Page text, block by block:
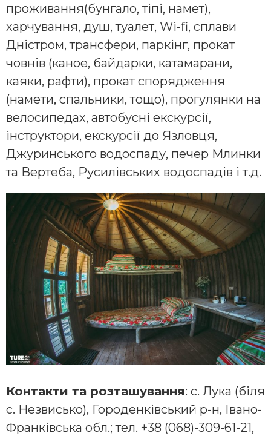
проживання(бунгало, тіпі, намет),
харчування, душ, туалет, Wi-fi, сплави
Дністром, трансфери, паркінг, прокат
човнів (каное, байдарки, катамарани,
каяки, рафти), прокат спорядження
(намети, спальники, тощо), прогулянки на
велосипедах, автобусні екскурсії,
інструктори, екскурсії до Язловця,
Джуринського водоспаду, печер Млинки
та Вертеба, Русилівських водоспадів і т.д.
Контакти та розташування: с. Лука (біля
с. Незвисько), Городенківський р-н, Івано-
Франківська обл.; тел. +38 (068)-309-61-21,